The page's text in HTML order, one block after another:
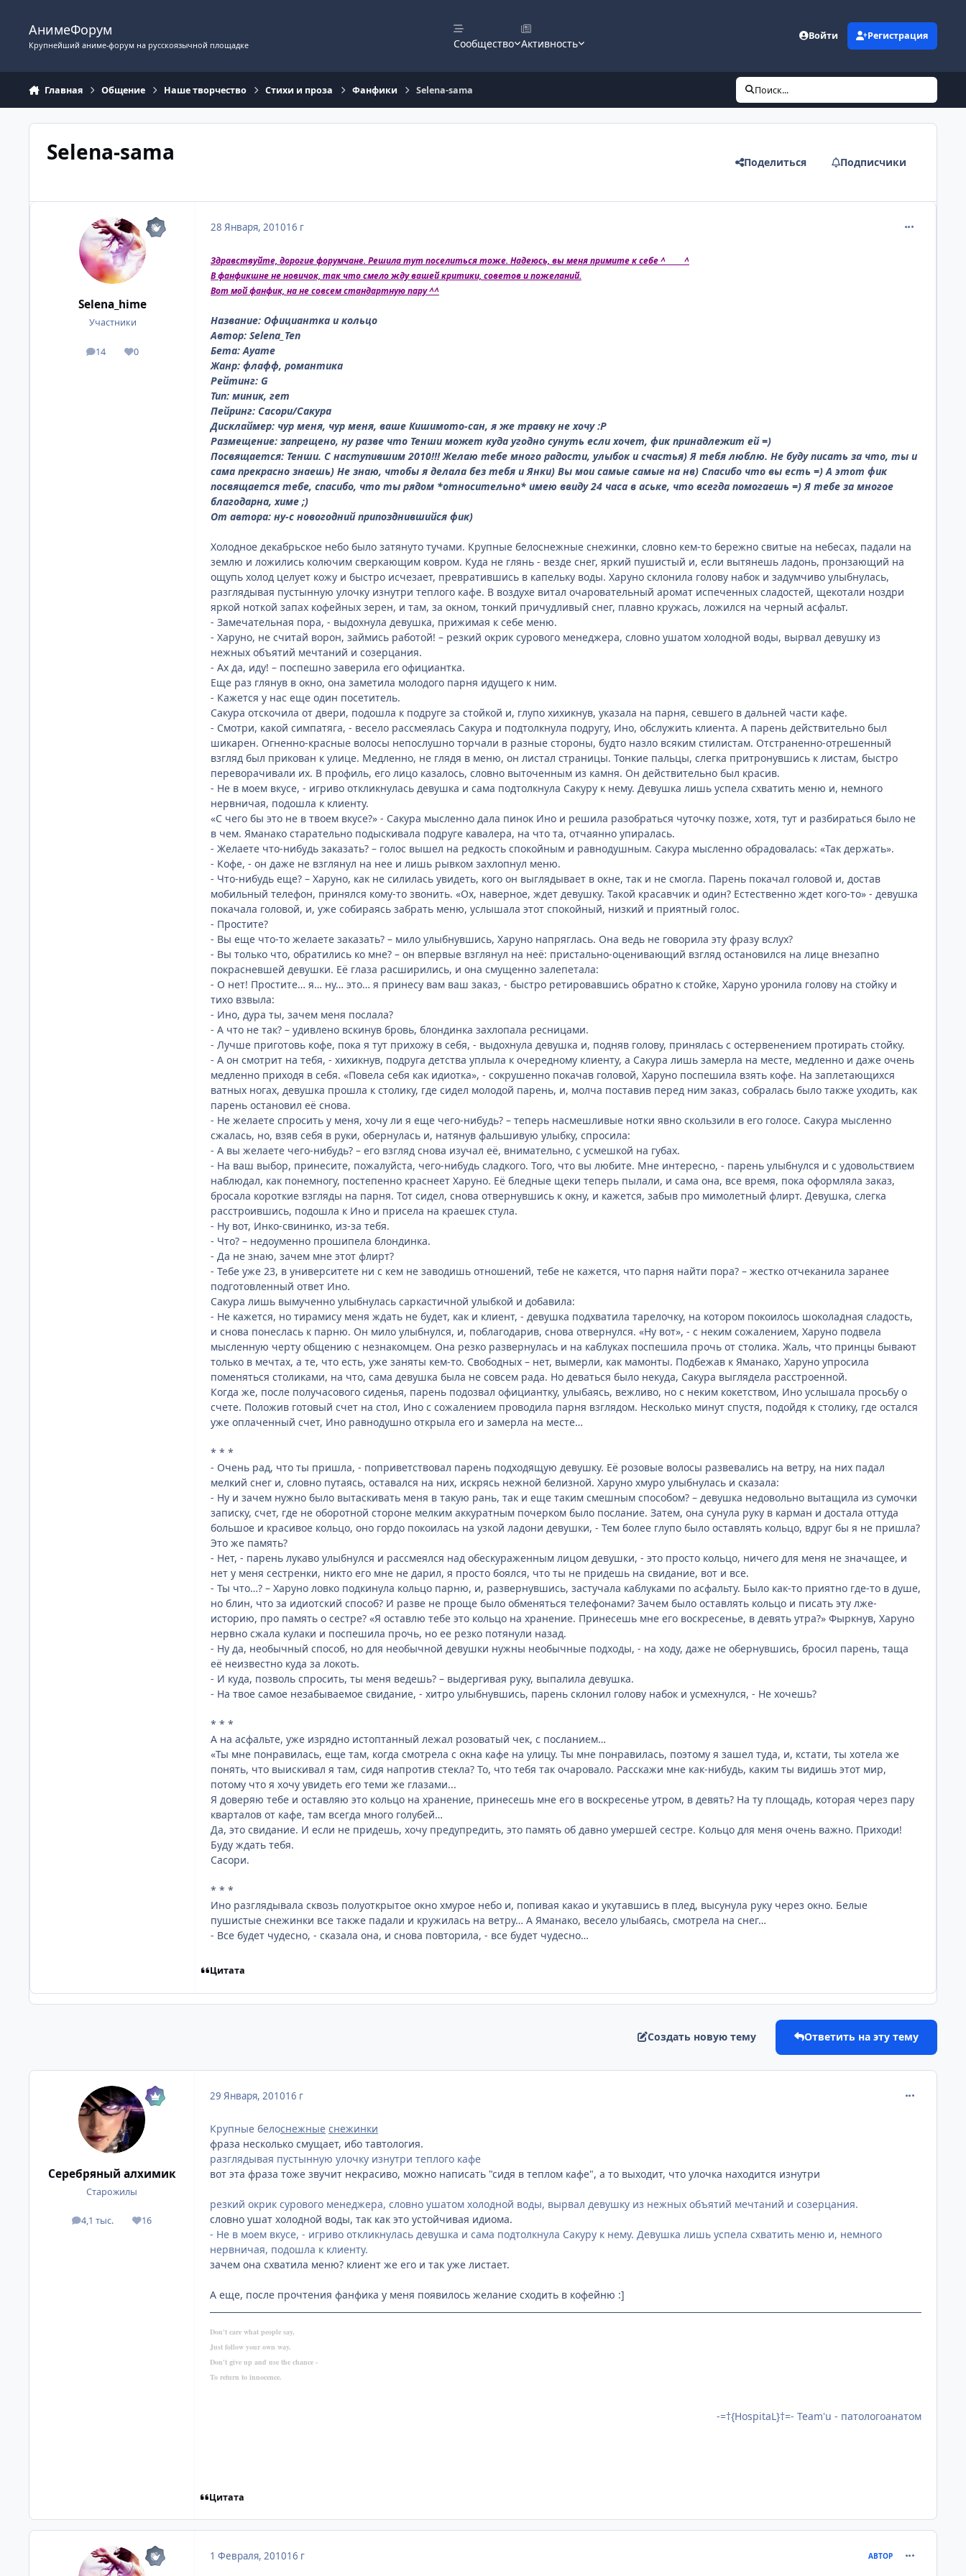
АнимеФорум
Крупнейший аниме-форум на русскоязычной площадке Сообщество Активность
Войти Регистрация
Главная Общение Наше творчество Стихи и проза Фанфики Selena-sama Поиск...
Selena-sama Поделиться Подписчики
Selena_hime
Участники
14
посты 0
Репутация
28 Января, 201016 г
Здравствуйте, дорогие форумчане. Решила тут поселиться тоже. Надеюсь, вы меня примите к себе ^ ____ ^
В фанфикшне не новичок, так что смело жду вашей критики, советов и пожеланий.
Вот мой фанфик, на не совсем стандартную пару ^^
Название: Официантка и кольцо
Автор: Selena_Ten
Бета: Ayame
Жанр: флафф, романтика
Рейтинг: G
Тип: миник, гет
Пейринг: Сасори/Сакура
Дисклаймер: чур меня, чур меня, ваше Кишимото-сан, я же травку не хочу :Р
Размещение: запрещено, ну разве что Тенши может куда угодно сунуть если хочет, фик принадлежит ей =)
Посвящается: Тенши. С наступившим 2010!!! Желаю тебе много радости, улыбок и счастья) Я тебя люблю. Не буду писать за что, ты и
сама прекрасно знаешь) Не знаю, чтобы я делала без тебя и Янки) Вы мои самые самые на нв) Спасибо что вы есть =) А этот фик
посвящается тебе, спасибо, что ты рядом *относительно* имею ввиду 24 часа в аське, что всегда помогаешь =) Я тебе за многое
благодарна, химе ;)
От автора: ну-с новогодний припозднившийся фик)
Холодное декабрьское небо было затянуто тучами. Крупные белоснежные снежинки, словно кем-то бережно свитые на небесах, падали на
землю и ложились колючим сверкающим ковром. Куда не глянь - везде снег, яркий пушистый и, если вытянешь ладонь, пронзающий на
ощупь холод целует кожу и быстро исчезает, превратившись в капельку воды. Харуно склонила голову набок и задумчиво улыбнулась,
разглядывая пустынную улочку изнутри теплого кафе. В воздухе витал очаровательный аромат испеченных сладостей, щекотали ноздри
яркой ноткой запах кофейных зерен, и там, за окном, тонкий причудливый снег, плавно кружась, ложился на черный асфальт.
- Замечательная пора, - выдохнула девушка, прижимая к себе меню.
- Харуно, не считай ворон, займись работой! – резкий окрик сурового менеджера, словно ушатом холодной воды, вырвал девушку из
нежных объятий мечтаний и созерцания.
- Ах да, иду! – поспешно заверила его официантка.
Еще раз глянув в окно, она заметила молодого парня идущего к ним.
- Кажется у нас еще один посетитель.
Сакура отскочила от двери, подошла к подруге за стойкой и, глупо хихикнув, указала на парня, севшего в дальней части кафе.
- Смотри, какой симпатяга, - весело рассмеялась Сакура и подтолкнула подругу, Ино, обслужить клиента. А парень действительно был
шикарен. Огненно-красные волосы непослушно торчали в разные стороны, будто назло всяким стилистам. Отстраненно-отрешенный
взгляд был прикован к улице. Медленно, не глядя в меню, он листал страницы. Тонкие пальцы, слегка притронувшись к листам, быстро
переворачивали их. В профиль, его лицо казалось, словно выточенным из камня. Он действительно был красив.
- Не в моем вкусе, - игриво откликнулась девушка и сама подтолкнула Сакуру к нему. Девушка лишь успела схватить меню и, немного
нервничая, подошла к клиенту.
«С чего бы это не в твоем вкусе?» - Сакура мысленно дала пинок Ино и решила разобраться чуточку позже, хотя, тут и разбираться было не
в чем. Яманако старательно подыскивала подруге кавалера, на что та, отчаянно упиралась.
- Желаете что-нибудь заказать? – голос вышел на редкость спокойным и равнодушным. Сакура мысленно обрадовалась: «Так держать».
- Кофе, - он даже не взглянул на нее и лишь рывком захлопнул меню.
- Что-нибудь еще? – Харуно, как не силилась увидеть, кого он выглядывает в окне, так и не смогла. Парень покачал головой и, достав
мобильный телефон, принялся кому-то звонить. «Ох, наверное, ждет девушку. Такой красавчик и один? Естественно ждет кого-то» - девушка
покачала головой, и, уже собираясь забрать меню, услышала этот спокойный, низкий и приятный голос.
- Простите?
- Вы еще что-то желаете заказать? – мило улыбнувшись, Харуно напряглась. Она ведь не говорила эту фразу вслух?
- Вы только что, обратились ко мне? – он впервые взглянул на неё: пристально-оценивающий взгляд остановился на лице внезапно
покрасневшей девушки. Её глаза расширились, и она смущенно залепетала:
- О нет! Простите… я… ну… это… я принесу вам ваш заказ, - быстро ретировавшись обратно к стойке, Харуно уронила голову на стойку и
тихо взвыла:
- Ино, дура ты, зачем меня послала?
- А что не так? – удивлено вскинув бровь, блондинка захлопала ресницами.
- Лучше приготовь кофе, пока я тут прихожу в себя, - выдохнула девушка и, подняв голову, принялась с остервенением протирать стойку.
- А он смотрит на тебя, - хихикнув, подруга детства уплыла к очередному клиенту, а Сакура лишь замерла на месте, медленно и даже очень
медленно приходя в себя. «Повела себя как идиотка», - сокрушенно покачав головой, Харуно поспешила взять кофе. На заплетающихся
ватных ногах, девушка прошла к столику, где сидел молодой парень, и, молча поставив перед ним заказ, собралась было также уходить, как
парень остановил её снова.
- Не желаете спросить у меня, хочу ли я еще чего-нибудь? – теперь насмешливые нотки явно скользили в его голосе. Сакура мысленно
сжалась, но, взяв себя в руки, обернулась и, натянув фальшивую улыбку, спросила:
- А вы желаете чего-нибудь? – его взгляд снова изучал её, внимательно, с усмешкой на губах.
- На ваш выбор, принесите, пожалуйста, чего-нибудь сладкого. Того, что вы любите. Мне интересно, - парень улыбнулся и с удовольствием
наблюдал, как понемногу, постепенно краснеет Харуно. Её бледные щеки теперь пылали, и сама она, все время, пока оформляла заказ,
бросала короткие взгляды на парня. Тот сидел, снова отвернувшись к окну, и кажется, забыв про мимолетный флирт. Девушка, слегка
расстроившись, подошла к Ино и присела на краешек стула.
- Ну вот, Инко-свининко, из-за тебя.
- Что? – недоуменно прошипела блондинка.
- Да не знаю, зачем мне этот флирт?
- Тебе уже 23, в университете ни с кем не заводишь отношений, тебе не кажется, что парня найти пора? – жестко отчеканила заранее
подготовленный ответ Ино.
Сакура лишь вымученно улыбнулась саркастичной улыбкой и добавила:
- Не кажется, но тирамису меня ждать не будет, как и клиент, - девушка подхватила тарелочку, на котором покоилось шоколадная сладость,
и снова понеслась к парню. Он мило улыбнулся, и, поблагодарив, снова отвернулся. «Ну вот», - с неким сожалением, Харуно подвела
мысленную черту общению с незнакомцем. Она резко развернулась и на каблуках поспешила прочь от столика. Жаль, что принцы бывают
только в мечтах, а те, что есть, уже заняты кем-то. Свободных – нет, вымерли, как мамонты. Подбежав к Яманако, Харуно упросила
поменяться столиками, на что, сама девушка была не совсем рада. Но деваться было некуда, Сакура выглядела расстроенной.
Когда же, после получасового сиденья, парень подозвал официантку, улыбаясь, вежливо, но с неким кокетством, Ино услышала просьбу о
счете. Положив готовый счет на стол, Ино с сожалением проводила парня взглядом. Несколько минут спустя, подойдя к столику, где остался
уже оплаченный счет, Ино равнодушно открыла его и замерла на месте…
* * *
- Очень рад, что ты пришла, - поприветствовал парень подходящую девушку. Её розовые волосы развевались на ветру, на них падал
мелкий снег и, словно путаясь, оставался на них, искрясь нежной белизной. Харуно хмуро улыбнулась и сказала:
- Ну и зачем нужно было вытаскивать меня в такую рань, так и еще таким смешным способом? – девушка недовольно вытащила из сумочки
записку, счет, где не оборотной стороне мелким аккуратным почерком было послание. Затем, она сунула руку в карман и достала оттуда
большое и красивое кольцо, оно гордо покоилась на узкой ладони девушки, - Тем более глупо было оставлять кольцо, вдруг бы я не пришла?
Это же память?
- Нет, - парень лукаво улыбнулся и рассмеялся над обескураженным лицом девушки, - это просто кольцо, ничего для меня не значащее, и
нет у меня сестренки, никто его мне не дарил, я просто боялся, что ты не придешь на свидание, вот и все.
- Ты что…? – Харуно ловко подкинула кольцо парню, и, развернувшись, застучала каблуками по асфальту. Было как-то приятно где-то в душе,
но блин, что за идиотский способ? И разве не проще было обменяться телефонами? Зачем было оставлять кольцо и писать эту лже-
историю, про память о сестре? «Я оставлю тебе это кольцо на хранение. Принесешь мне его воскресенье, в девять утра?» Фыркнув, Харуно
нервно сжала кулаки и поспешила прочь, но ее резко потянули назад.
- Ну да, необычный способ, но для необычной девушки нужны необычные подходы, - на ходу, даже не обернувшись, бросил парень, таща
её неизвестно куда за локоть.
- И куда, позволь спросить, ты меня ведешь? – выдергивая руку, выпалила девушка.
- На твое самое незабываемое свидание, - хитро улыбнувшись, парень склонил голову набок и усмехнулся, - Не хочешь?
* * *
А на асфальте, уже изрядно истоптанный лежал розоватый чек, с посланием…
«Ты мне понравилась, еще там, когда смотрела с окна кафе на улицу. Ты мне понравилась, поэтому я зашел туда, и, кстати, ты хотела же
понять, что выискивал я там, сидя напротив стекла? То, что тебя так очаровало. Расскажи мне как-нибудь, каким ты видишь этот мир,
потому что я хочу увидеть его теми же глазами...
Я доверяю тебе и оставляю это кольцо на хранение, принесешь мне его в воскресенье утром, в девять? На ту площадь, которая через пару
кварталов от кафе, там всегда много голубей…
Да, это свидание. И если не придешь, хочу предупредить, это память об давно умершей сестре. Кольцо для меня очень важно. Приходи!
Буду ждать тебя.
Сасори.
* * *
Ино разглядывала сквозь полуоткрытое окно хмурое небо и, попивая какао и укутавшись в плед, высунула руку через окно. Белые
пушистые снежинки все также падали и кружилась на ветру… А Яманако, весело улыбаясь, смотрела на снег…
- Все будет чудесно, - сказала она, и снова повторила, - все будет чудесно…
Цитата
Создать новую тему Ответить на эту тему
Серебряный алхимик
Старожилы
4,1 тыс.
посты 16
Репутация
29 Января, 201016 г
Крупные белоснежные снежинки
фраза несколько смущает, ибо тавтология.
разглядывая пустынную улочку изнутри теплого кафе
вот эта фраза тоже звучит некрасиво, можно написать "сидя в теплом кафе", а то выходит, что улочка находится изнутри
резкий окрик сурового менеджера, словно ушатом холодной воды, вырвал девушку из нежных объятий мечтаний и созерцания.
словно ушат холодной воды, так как это устойчивая идиома.
- Не в моем вкусе, - игриво откликнулась девушка и сама подтолкнула Сакуру к нему. Девушка лишь успела схватить меню и, немного
нервничая, подошла к клиенту.
зачем она схватила меню? клиент же его и так уже листает.
А еще, после прочтения фанфика у меня появилось желание сходить в кофейню :]
Don't care what people say,
Just follow your own way.
Don't give up and use the chance -
To return to innocence.
-=†{HospitaL}†=- Team'u - патологоанатом
Цитата
1 Февраля, 201016 г АВТОР